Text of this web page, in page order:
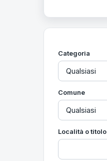
Categoria
Comune
Località o titolo